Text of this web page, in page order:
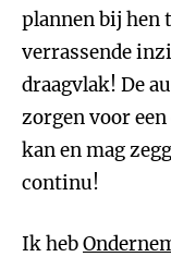
plannen bij hen
verrassende
draagvlak! De
zorgen voor
kan en mag
continu!
Ik heb